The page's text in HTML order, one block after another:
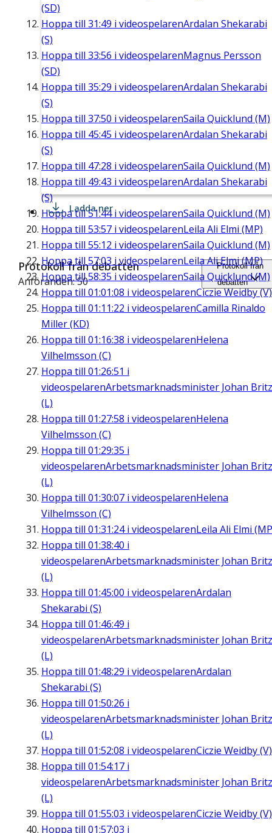
(SD)
Hoppa till 31:49 i videospelarenArdalan Shekarabi
(S)
Hoppa till 33:56 i videospelarenMagnus Persson
(SD)
Hoppa till 35:29 i videospelarenArdalan Shekarabi
(S)
Hoppa till 37:50 i videospelarenSaila Quicklund (M)
Hoppa till 45:45 i videospelarenArdalan Shekarabi
(S)
Hoppa till 47:28 i videospelarenSaila Quicklund (M)
Hoppa till 49:43 i videospelarenArdalan Shekarabi
(S)
Hoppa till51:44i videospelarenSaila Quicklund (M)
Hoppa till 53:57 i videospelarenLeila Ali Elmi (MP)
Hoppa till 55:12 i videospelarenSaila Quicklund (M)
Hoppa till 57:03 i videospelarenLeila Ali Elmi (MP)
Hoppa till58:35 i videospelarenSaila Quicklund (M)
Hoppa till 01:01:08 i videospelarenCiczie Weidby (V)
Hoppa till 01:11:22 i videospelarenCamilla Rinaldo
Miller (KD)
Hoppa till 01:16:38 i videospelarenHelena
Vilhelmsson (C)
Hoppa till 01:26:51 i
videospelarenArbetsmarknadsminister Johan Britz
(L)
Hoppa till 01:27:58 i videospelarenHelena
Vilhelmsson (C)
Hoppa till 01:29:35 i
videospelarenArbetsmarknadsminister Johan Britz
(L)
Hoppa till 01:30:07 i videospelarenHelena
Vilhelmsson (C)
Hoppa till 01:31:24i videospelarenLeila Ali Elmi
Hoppa till 01:38:40 i
videospelarenArbetsmarknadsminister Johan Britz
(L)
Hoppa till 01:45:00 i videospelarenArdalan
Shekarabi (S)
Hoppa till 01:46:49 i
videospelarenArbetsmarknadsminister Johan Britz
(L)
Hoppa till 01:48:29 i videospelarenArdalan
Shekarabi (S)
Hoppa till 01:50:26 i
videospelarenArbetsmarknadsminister Johan Britz
(L)
Hoppa till 01:52:08 i videospelarenCiczie Weidby (V)
Hoppa till 01:54:17 i
videospelarenArbetsmarknadsminister Johan Britz
(L)
Hoppa till 01:55:03 i videospelarenCiczie Weidby (V)
Hoppa till 01:57:03 i
Ladda ner
Protokoll från debatten
Anföranden: 50
Protokoll från
debatten